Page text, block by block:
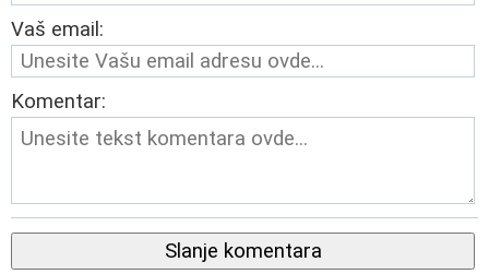
Vaš email:
Komentar:
Slanje komentara